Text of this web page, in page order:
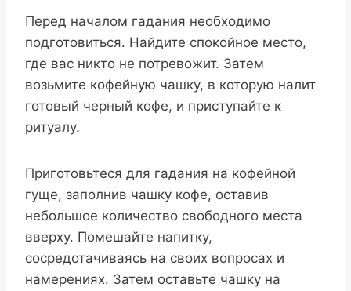
Перед началом гадания необходимо
подготовиться. Найдите спокойное место,
где вас никто не потревожит. Затем
возьмите кофейную чашку, в которую налит
готовый черный кофе, и приступайте к
ритуалу.
Приготовьтеся для гадания на кофейной
гуще, заполнив чашку кофе, оставив
небольшое количество свободного места
вверху. Помешайте напитку,
сосредотачиваясь на своих вопросах и
намерениях. Затем оставьте чашку на